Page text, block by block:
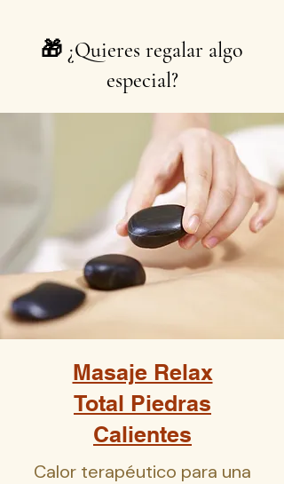
🎁 ¿Quieres regalar algo
especial?
Masaje Relax
Total Piedras
Calientes
Calor terapéutico para una